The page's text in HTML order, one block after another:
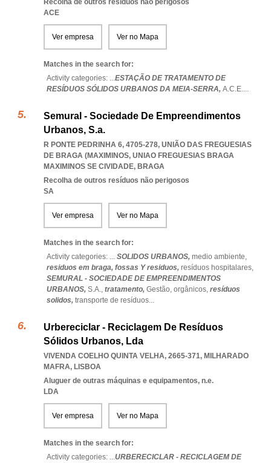
Recolha de outros resíduos não perigosos
ACE
Ver empresa Ver no Mapa
Matches in the search for:
Activity categories: ...ESTAÇÃO DE TRATAMENTO DE
RESÍDUOS SÓLIDOS URBANOS DA MEIA-SERRA, A.C.E....
Semural - Sociedade De Empreendimentos
Urbanos, S.a.
R PONTE PEDRINHA 6, 4705-278, UNIÃO DAS FREGUESIAS
DE BRAGA (MAXIMINOS, UNIAO FREGUESIAS BRAGA
MAXIMINOS SE CIVIDADE, BRAGA
Recolha de outros resíduos não perigosos
SA
Ver empresa Ver no Mapa
Matches in the search for:
Activity categories: ... SOLIDOS URBANOS, medio ambiente,
residuos em braga, fossas Y residuos, resíduos hospitalares,
SEMURAL - SOCIEDADE DE EMPREENDIMENTOS
URBANOS, S.A., tratamento, Gestão, orgânicos, resíduos
solidos, transporte de resíduos...
Urbereciclar - Reciclagem De Resíduos
Sólidos Urbanos, Lda
VIVENDA COELHO QUINTA VELHA, 2665-371, MILHARADO
MAFRA, LISBOA
Aluguer de outras máquinas e equipamentos, n.e.
LDA
Ver empresa Ver no Mapa
Matches in the search for:
Activity categories: ...URBERECICLAR - RECICLAGEM DE